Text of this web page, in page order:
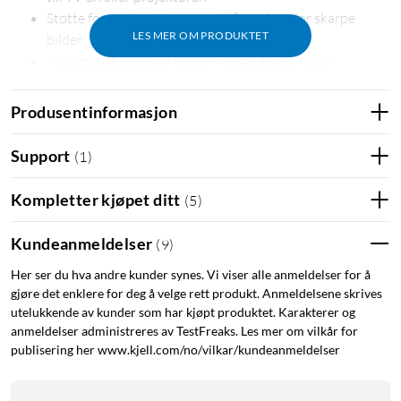
LES MER OM PRODUKTET
Støtte for oppløsninger opptil 8K/60 Hz for skarpe
bilder
Automatisk veksling til den nyeste aktive kilden
Kompatibel med nyeste bilde og lydformatene,
inkludert HDR, Dolby Vison og DTS-HD Master Audio
Perfekt for både gaming, streaming og filmkvelder
Støtte for TV-er og projektorer med opptil 8K/60
Hz
HDMI-switchen fungerer med TV-er og projektorer med
– noe som gir deg et utrolig detlajrikt bildet til både spill og
film. Takket være en maksimal båndbredde på 48 Gb/s kanden
håndtere håndtere disse høye oppløsningene og
bildefrekvensene uten tap av kvalitet, selv når du bruker de
Produsentinformasjon
Support (1 )
Kompletter kjøpet ditt (5)
Kundeanmeldelser (9)
Her ser du hva andre kunder synes. Vi viser alle anmeldelser for å
gjøre det enklere for deg å velge rett produkt. Anmeldelsene skrives
utelukkende av kunder som har kjøpt produktet. Karakterer og
anmeldelser administreres av TestFreaks. Les mer om vilkår for
publisering her www.kjell.com/no/vilkar/kundeanmeldelser